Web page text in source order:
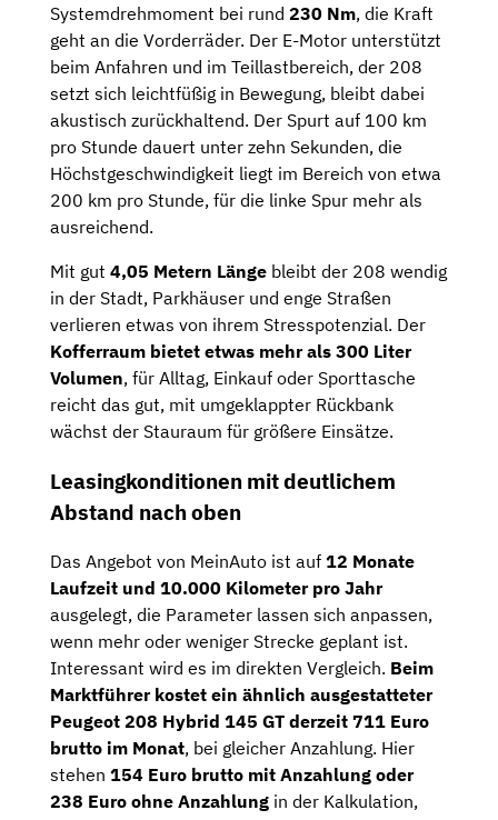
Systemdrehmoment bei rund 230 Nm, die Kraft
geht an die Vorderräder. Der E-Motor unterstützt
beim Anfahren und im Teillastbereich, der 208
setzt sich leichtfüßig in Bewegung, bleibt dabei
akustisch zurückhaltend. Der Spurt auf 100 km
pro Stunde dauert unter zehn Sekunden, die
Höchstgeschwindigkeit liegt im Bereich von etwa
200 km pro Stunde, für die linke Spur mehr als
ausreichend.
Mit gut 4,05 Metern Länge bleibt der 208 wendig
in der Stadt, Parkhäuser und enge Straßen
verlieren etwas von ihrem Stresspotenzial. Der
Kofferraum bietet etwas mehr als 300 Liter
Volumen, für Alltag, Einkauf oder Sporttasche
reicht das gut, mit umgeklappter Rückbank
wächst der Stauraum für größere Einsätze.
Leasingkonditionen mit deutlichem
Abstand nach oben
Das Angebot von MeinAuto ist auf 12 Monate
Laufzeit und 10.000 Kilometer pro Jahr
ausgelegt, die Parameter lassen sich anpassen,
wenn mehr oder weniger Strecke geplant ist.
Interessant wird es im direkten Vergleich. Beim
Marktführer kostet ein ähnlich ausgestatteter
Peugeot 208 Hybrid 145 GT derzeit 711 Euro
brutto im Monat, bei gleicher Anzahlung. Hier
stehen 154 Euro brutto mit Anzahlung oder
238 Euro ohne Anzahlung in der Kalkulation,